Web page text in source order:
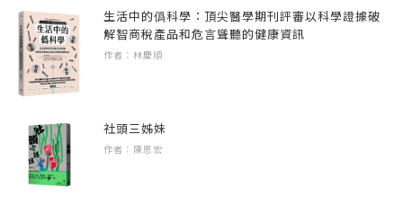
生活中的僞科學：頂尖醫學期刊評審以科學證據破
解智商稅產品和危言聳聽的健康資訊
作者：林慶順
社頭三姊妹
作者：陳思宏